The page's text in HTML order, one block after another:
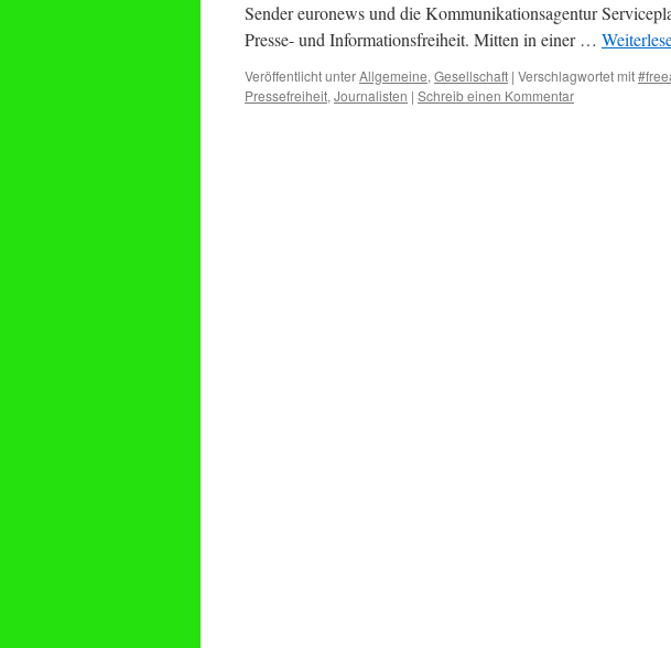
Sender euronews und die Kommunikationsagentur
Presse- und Informationsfreiheit. Mitten in einer …
Veröffentlicht unterAllgemeine, Gesellschaft | Verschlagwortet mit
Pressefreiheit, Journalisten | Schreib einen Kommentar